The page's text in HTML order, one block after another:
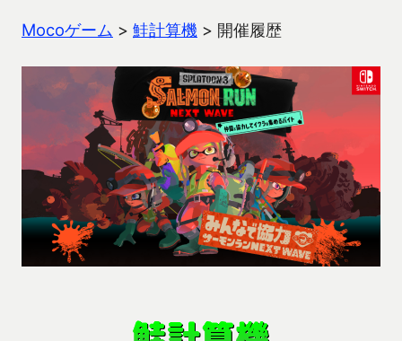
Mocoゲーム > 鮭計算機 > 開催履歴